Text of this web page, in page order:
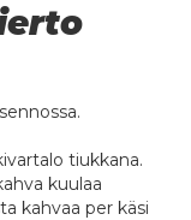
tiukkana.
kuulaa
kahvaa per käsi